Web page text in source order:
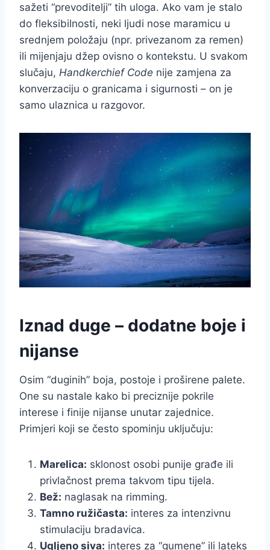
sažeti “prevoditelji” tih uloga. Ako vam je stalo
do fleksibilnosti, neki ljudi nose maramicu u
srednjem položaju (npr. privezanom za remen)
ili mijenjaju džep ovisno o kontekstu. U svakom
slučaju, Handkerchief Code nije zamjena za
konverzaciju o granicama i sigurnosti – on je
samo ulaznica u razgovor.
Iznad duge – dodatne boje i
nijanse
Osim “duginih” boja, postoje i proširene palete.
One su nastale kako bi preciznije pokrile
interese i finije nijanse unutar zajednice.
Primjeri koji se često spominju uključuju:
Marelica: sklonost osobi punije građe ili
privlačnost prema takvom tipu tijela.
Bež: naglasak na rimming.
Tamno ružičasta: interes za intenzivnu
stimulaciju bradavica.
Ugljeno siva: interes za “gumene” ili lateks